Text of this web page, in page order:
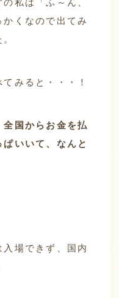
くなので出てみ
みると・・・！
全国からお金を払
いいて、なんと
場できず、国内